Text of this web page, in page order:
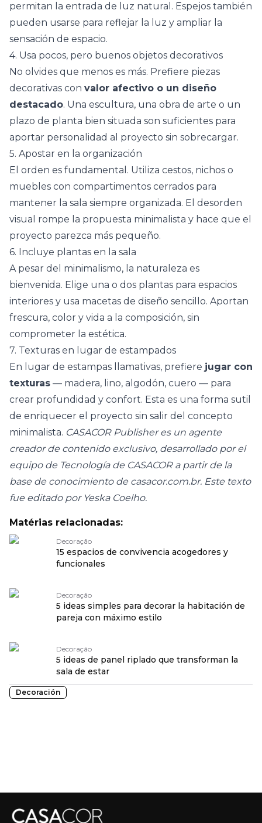
permitan la entrada de luz natural. Espejos también
pueden usarse para reflejar la luz y ampliar la
sensación de espacio.
4. Usa pocos, pero buenos objetos decorativos
No olvides que menos es más. Prefiere piezas
decorativas con valor afectivo o un diseño
destacado. Una escultura, una obra de arte o un
plazo de planta bien situada son suficientes para
aportar personalidad al proyecto sin sobrecargar.
5. Apostar en la organización
El orden es fundamental. Utiliza cestos, nichos o
muebles con compartimentos cerrados para
mantener la sala siempre organizada. El desorden
visual rompe la propuesta minimalista y hace que el
proyecto parezca más pequeño.
6. Incluye plantas en la sala
A pesar del minimalismo, la naturaleza es
bienvenida. Elige una o dos plantas para espacios
interiores y usa macetas de diseño sencillo. Aportan
frescura, color y vida a la composición, sin
comprometer la estética.
7. Texturas en lugar de estampados
En lugar de estampas llamativas, prefiere jugar con
texturas — madera, lino, algodón, cuero — para
crear profundidad y confort. Esta es una forma sutil
de enriquecer el proyecto sin salir del concepto
minimalista. CASACOR Publisher es un agente
creador de contenido exclusivo, desarrollado por el
equipo de Tecnología de CASACOR a partir de la
base de conocimiento de casacor.com.br. Este texto
fue editado por Yeska Coelho.
Matérias relacionadas:
Decoração
15 espacios de convivencia acogedores y
funcionales
Decoração
5 ideas simples para decorar la habitación de
pareja con máximo estilo
Decoração
5 ideas de panel riplado que transforman la
sala de estar
Decoración